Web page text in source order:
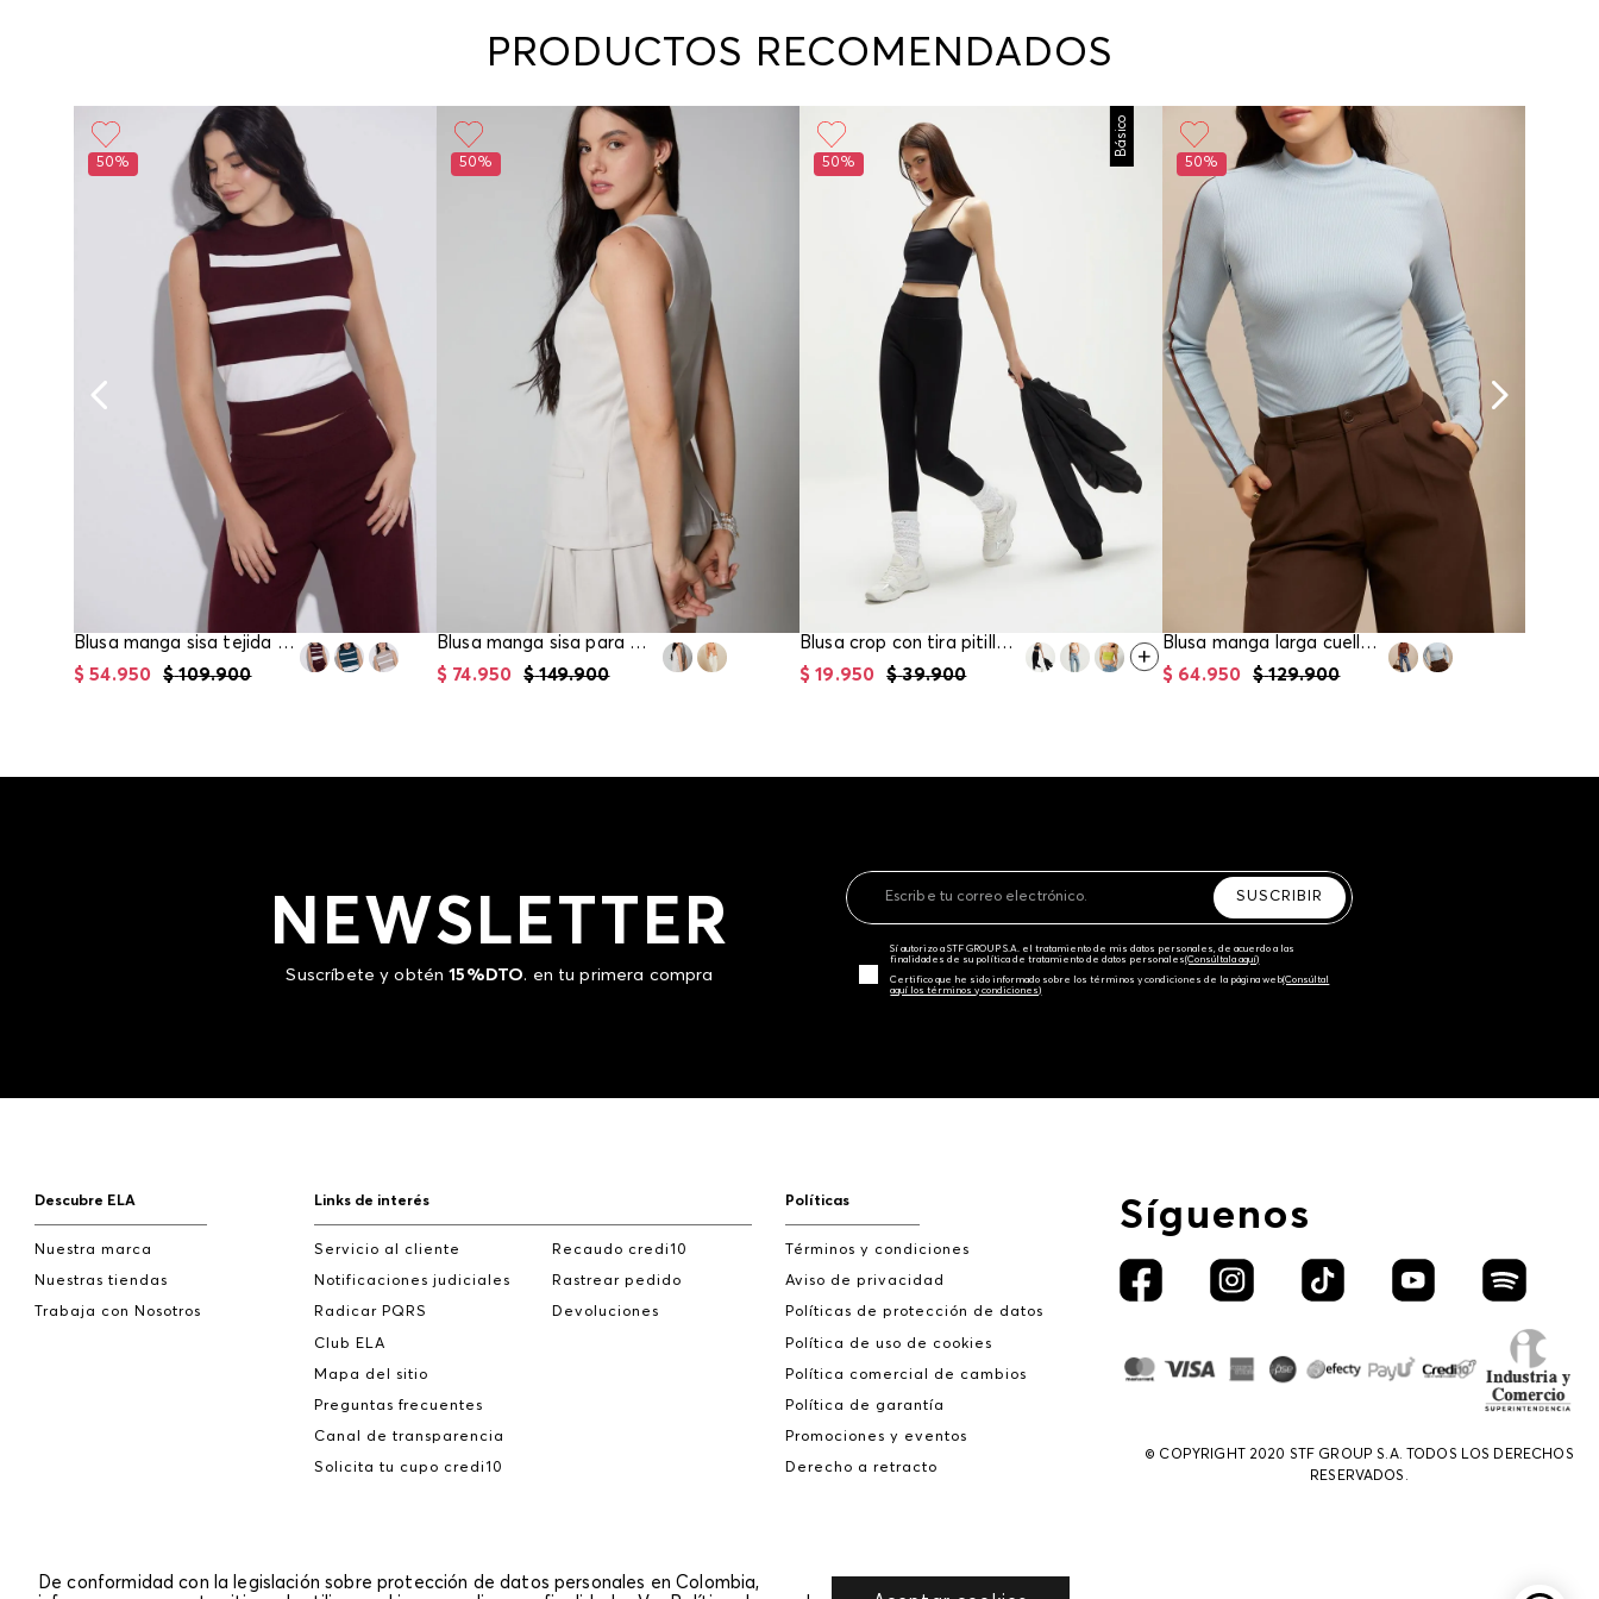
programará la recogida del producto en la dirección
PRODUCTOS RECOMENDADOS
50%
Blusa manga sisa tejida para mujer
$ 109.900
$ 54.950
50%
Blusa manga sisa para mujer
$ 149.900
$ 74.950
Básico
50%
Blusa crop con tira pitillo para mujer
$ 39.900
$ 19.950
50%
Blusa manga larga cuello alto para mujer
$ 129.900
$ 64.950
NEWSLETTER
Suscríbete y obtén15%DTO. en tu primera compra
SUSCRIBIR
Sí autorizo a STF GROUP S.A. el tratamiento de mis datos personales, de acuerdo a las
finalidades de su política de tratamiento de datos personales‎(Consúltala aquí)
Certifico que he sido informado sobre los términos y condiciones de la página web‎(Consúltal
aquí los términos y condiciones)
Síguenos
© COPYRIGHT 2020 STF GROUP S.A. TODOS LOS DERECHOS
RESERVADOS.
Descubre ELA
Nuestra marca
Nuestras tiendas
Trabaja con Nosotros
Links de interés
Servicio al cliente
Notificaciones judiciales
Radicar PQRS
Club ELA
Mapa del sitio
Preguntas frecuentes
Canal de transparencia
Solicita tu cupo credi10
Recaudo credi10
Rastrear pedido
Devoluciones
Políticas
Términos y condiciones
Aviso de privacidad
Políticas de protección de datos
Política de uso de cookies
Política comercial de cambios
Política de garantía
Promociones y eventos
Derecho a retracto
De conformidad con la legislación sobre protección de datos personales en Colombia,